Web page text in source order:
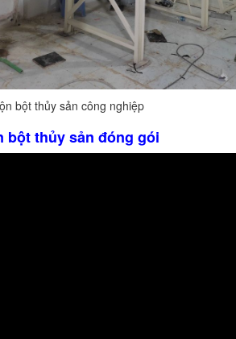
bột thủy sản công nghiệp
bột thủy sản đóng gói